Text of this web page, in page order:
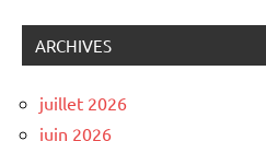
ARCHIVES
juillet 2026
juin 2026